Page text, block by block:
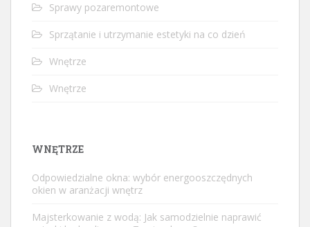
Sprawy pozaremontowe
Sprzątanie i utrzymanie estetyki na co dzień
Wnętrze
Wnętrze
WNĘTRZE
Odpowiedzialne okna: wybór energooszczędnych
okien w aranżacji wnętrz
Majsterkowanie z wodą: Jak samodzielnie naprawić